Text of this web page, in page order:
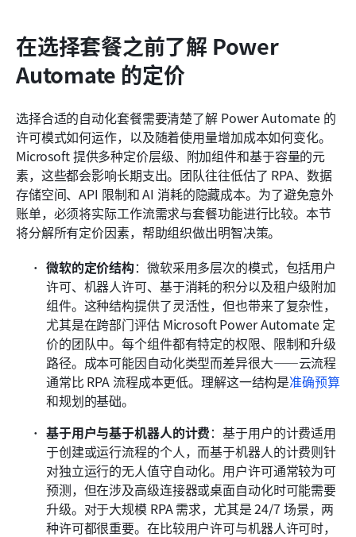
在选择套餐之前了解 Power
Automate 的定价
选择合适的自动化套餐需要清楚了解 Power Automate 的
许可模式如何运作，以及随着使用量增加成本如何变化。
Microsoft 提供多种定价层级、附加组件和基于容量的元
素，这些都会影响长期支出。团队往往低估了 RPA、数据
存储空间、API 限制和 AI 消耗的隐藏成本。为了避免意外
账单，必须将实际工作流需求与套餐功能进行比较。本节
将分解所有定价因素，帮助组织做出明智决策。
微软的定价结构：微软采用多层次的模式，包括用户
许可、机器人许可、基于消耗的积分以及租户级附加
组件。这种结构提供了灵活性，但也带来了复杂性，
尤其是在跨部门评估 Microsoft Power Automate 定
价的团队中。每个组件都有特定的权限、限制和升级
路径。成本可能因自动化类型而差异很大——云流程
通常比 RPA 流程成本更低。理解这一结构是准确预算
和规划的基础。
基于用户与基于机器人的计费：基于用户的计费适用
于创建或运行流程的个人，而基于机器人的计费则针
对独立运行的无人值守自动化。用户许可通常较为可
预测，但在涉及高级连接器或桌面自动化时可能需要
升级。对于大规模 RPA 需求，尤其是 24/7 场景，两
种许可都很重要。在比较用户许可与机器人许可时，